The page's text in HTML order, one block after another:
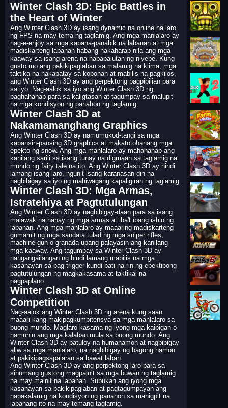
Winter Clash 3D: Epic Battles in
the Heart of Winter
Ang Winter Clash 3D ay isang dynamic na online na laro
ng FPS na may tema ng taglamig. Ang mga manlalaro ay
nag-e-enjoy sa mga kapana-panabik na labanan at mga
madiskarteng labanan habang nakaharap nila ang mga
kaaway sa isang arena na nababalutan ng niyebe. Kung
gusto mo ang pakikipaglaban sa malamig na klima, mga
taktika na nakabatay sa koponan at mabilis na pagkilos,
ang Winter Clash 3D ay ang perpektong pagpipilian para
sa iyo. Nag-aalok sa iyo ang Winter Clash 3D ng
paghahanap para sa kaligtasan at tagumpay sa malupit
na mga kondisyon ng panahon ng taglamig.
Winter Clash 3D at
Nakamamanghang Graphics
Ang Winter Clash 3D ay namumukod-tangi sa mga
kapansin-pansing 3D graphics at makatotohanang mga
epekto ng snow. Ang mga manlalaro ay mahahanap ang
kanilang sarili sa isang tunay na digmaan sa taglamig na
mundo ng fairy tale na ito. Ang Winter Clash 3D ay hindi
lamang isang laro, ngunit isang karanasan din na
nagbibigay sa iyo ng mahiwagang kapaligiran ng taglamig.
Winter Clash 3D: Mga Armas,
Istratehiya at Pagtutulungan
Ang Winter Clash 3D ay nagbibigay-daan para sa isang
malawak na hanay ng mga armas at iba't ibang istilo ng
labanan. Ang mga manlalaro ay maaaring madiskarteng
gumamit ng mga sandata tulad ng mga sniper rifles,
machine gun o granada upang palayasin ang kanilang
mga kaaway. Ang tagumpay sa Winter Clash 3D ay
nangangailangan ng hindi lamang mabilis na mga
kasanayan sa pag-trigger kundi pati na rin ng epektibong
pagtutulungan ng magkakasama at taktikal na
pagpaplano.
Winter Clash 3D at Online
Competition
Nag-aalok ang Winter Clash 3D ng arena kung saan
maaari kang makipagkumpitensya sa mga manlalaro sa
buong mundo. Maglaro kasama ng iyong mga kaibigan o
hamunin ang mga kalaban mula sa buong mundo. Ang
Winter Clash 3D ay patuloy na humahamon at nagbibigay-
aliw sa mga manlalaro, na nagbibigay ng bagong hamon
at pakikipagsapalaran sa bawat laban.
Ang Winter Clash 3D ay ang perpektong laro para sa
sinumang gustong magpainit sa mga buwan ng taglamig
na may mainit na labanan. Subukan ang iyong mga
kasanayan sa pakikipaglaban at pagtagumpayan ang
napakalamig na kondisyon ng panahon sa mahigpit na
labanang ito na may temang taglamig.